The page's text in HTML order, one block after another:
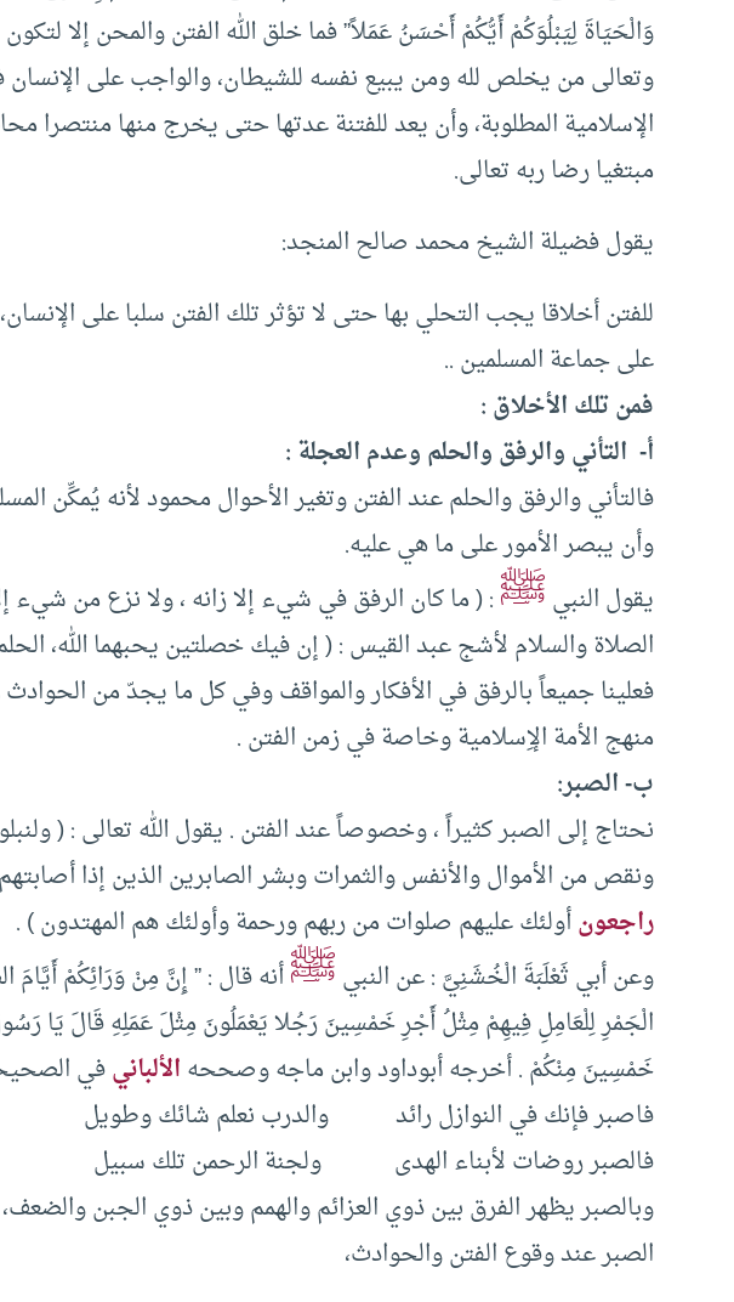
وَالْحَيَاةَ لِيَبْلُوَكُمْ أَيُّكُمْ أَحْسَنُ عَمَلاً” فما خلق الله الفتن والمحن إلا لتكون
وتعالى من يخلص لله ومن يبيع نفسه للشيطان، والواجب على
الإسلامية المطلوبة، وأن يعد للفتنة عدتها حتى يخرج منها منتصرا
مبتغيا رضا ربه تعالى.
يقول فضيلة الشيخ محمد صالح المنجد:
للفتن أخلاقا يجب التحلي بها حتى لا تؤثر تلك الفتن سلبا على
على جماعة المسلمين ..
فمن تلك الأخلاق :
‌أ- ‌ التأني والرفق والحلم وعدم العجلة :
فالتأني والرفق والحلم عند الفتن وتغير الأحوال محمود لأنه يُمكِّن
وأن يبصر الأمور على ما هي عليه.
يقول النبيﷺ: ( ما كان الرفق في شيء إلا زانه ، ولا نزع من شيء
الصلاة والسلام لأشج عبد القيس : ( إن فيك خصلتين يحبهما الله، الحلم
فعلينا جميعاً بالرفق في الأفكار والمواقف وفي كل ما يجدّ من
منهج الأمة الإِسلامية وخاصة في زمن الفتن .
‌ب- ‌الصبر:
نحتاج إلى الصبر كثيراً ، وخصوصاً عند الفتن . يقول الله تعالى : (
ونقص من الأموال والأنفس والثمرات وبشر الصابرين الذين إذا
راجعونأولئك عليهم صلوات من ربهم ورحمة وأولئك هم المهتدون ) .
وعن أبي ثَعْلَبَةَ الْخُشَنِيَّ : عن النبيﷺأنه قال : ” إِنَّ مِنْ وَرَائِكُمْ
الْجَمْرِ لِلْعَامِلِ فِيهِمْ مِثْلُ أَجْرِ خَمْسِينَ رَجُلا يَعْمَلُونَ مِثْلَ عَمَلِهِ قَالَ يَا
خَمْسِينَ مِنْكُمْ . أخرجه أبوداود وابن ماجه وصححهالألبانيفي
فاصبر فإنك في النوازل رائد والدرب نعلم شائك وطويل
فالصبر روضات لأبناء الهدى ولجنة الرحمن تلك سبيل
وبالصبر يظهر الفرق بين ذوي العزائم والهمم وبين ذوي الجبن
الصبر عند وقوع الفتن والحوادث،